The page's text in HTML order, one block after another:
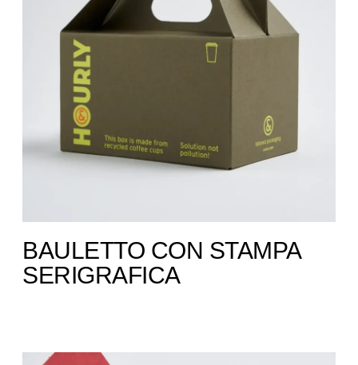
BAULETTO CON STAMPA
SERIGRAFICA